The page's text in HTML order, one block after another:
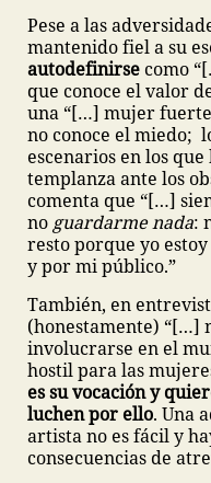
Pese a las
mantenido fiel a su
autodefinirse como
que conoce el valor
una “[…] mujer
no conoce el miedo;
escenarios en los
templanza ante los
comenta que “[…]
no guardarme nada:
resto porque yo
y por mi público.”
También, en
(honestamente) “[…]
involucrarse en el
hostil para las
es su vocación y
luchen por ello. Una
artista no es fácil y
consecuencias de